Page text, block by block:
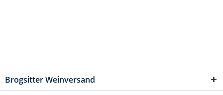
Brogsitter Weinversand